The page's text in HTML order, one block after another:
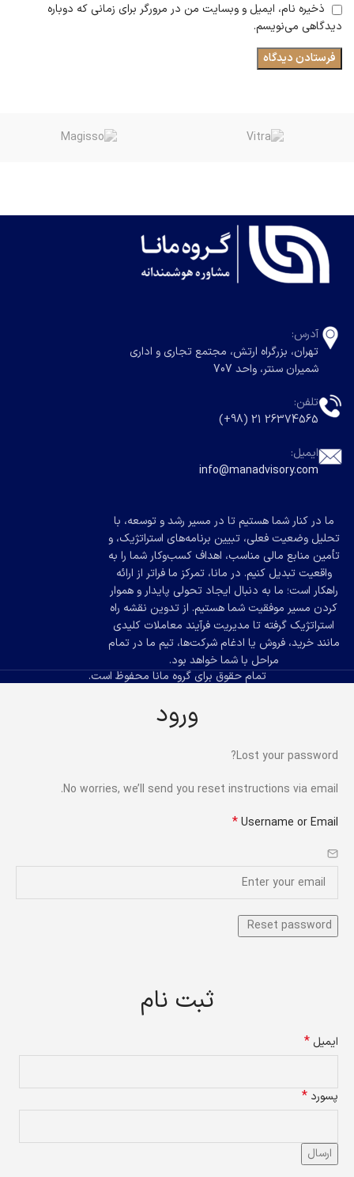
ذخیره نام، ایمیل و وبسایت من در مرورگر برای زمانی که دوباره
دیدگاهی می‌نویسم.
آدرس:
تهران، بزرگراه ارتش، مجتمع تجاری و اداری
شمیران سنتر، واحد 707
تلفن:
26374565 21 (98+)
ایمیل:
info@manadvisory.com
ما در کنار شما هستیم تا در مسیر رشد و توسعه، با
تحلیل وضعیت فعلی، تبیین برنامه‌های استراتژیک، و
تأمین منابع مالی مناسب، اهداف کسب‌وکار شما را به
واقعیت تبدیل کنیم. در مانا، تمرکز ما فراتر از ارائه
راهکار است؛ ما به دنبال ایجاد تحولی پایدار و هموار
کردن مسیر موفقیت شما هستیم. از تدوین نقشه راه
استراتژیک گرفته تا مدیریت فرآیند معاملات کلیدی
مانند خرید، فروش یا ادغام شرکت‌ها، تیم ما در تمام
مراحل با شما خواهد بود.
تمام حقوق برای گروه مانا محفوظ است.
ورود
Lost your password?
No worries, we’ll send you reset instructions via email.
Username or Email
*
ثبت نام
ایمیل *
پسورد *
ارسال